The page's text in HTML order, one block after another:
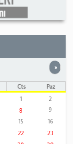
»
Cts
Paz
1
2
8
9
15
16
22
23